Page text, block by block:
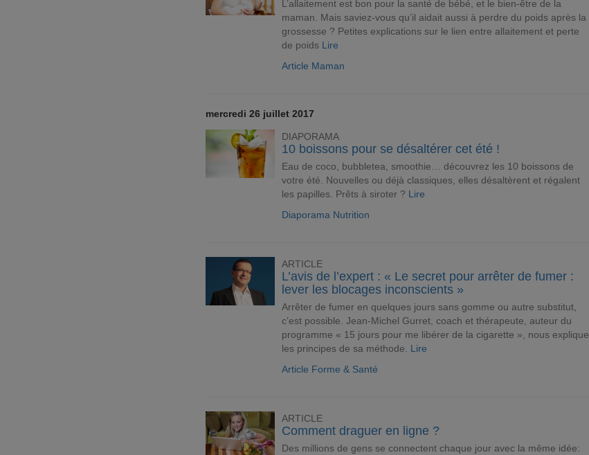
L’allaitement est bon pour la santé de bébé, et le bien-être de la
maman. Mais saviez-vous qu’il aidait aussi à perdre du poids après la
grossesse ? Petites explications sur le lien entre allaitement et perte
de poids Lire
Article Maman
mercredi 26 juillet 2017
DIAPORAMA
10 boissons pour se désaltérer cet été !
Eau de coco, bubbletea, smoothie… découvrez les 10 boissons de
votre été. Nouvelles ou déjà classiques, elles désaltèrent et régalent
les papilles. Prêts à siroter ? Lire
Diaporama Nutrition
ARTICLE
L’avis de l’expert : « Le secret pour arrêter de fumer :
lever les blocages inconscients »
Arrêter de fumer en quelques jours sans gomme ou autre substitut,
c’est possible. Jean-Michel Gurret, coach et thérapeute, auteur du
programme « 15 jours pour me libérer de la cigarette », nous explique
les principes de sa méthode. Lire
Article Forme & Santé
ARTICLE
Comment draguer en ligne ?
Des millions de gens se connectent chaque jour avec la même idée: